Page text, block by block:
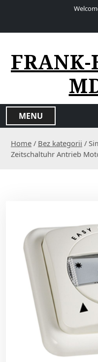
MENU
Home / Bez kategorii /
Zeitschaltuhr Antrieb